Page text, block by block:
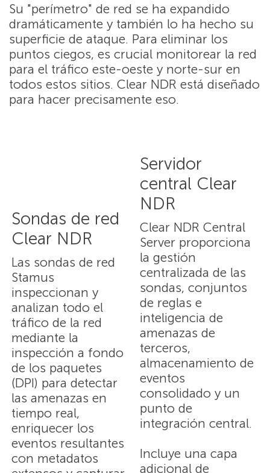
Su "perímetro" de red se ha expandido
dramáticamente y también lo ha hecho su
superficie de ataque. Para eliminar los
puntos ciegos, es crucial monitorear la red
para el tráfico este-oeste y norte-sur en
todos estos sitios. Clear NDR está diseñado
para hacer precisamente eso.
Sondas de red
Clear NDR
Las sondas de red
Stamus
inspeccionan y
analizan todo el
tráfico de la red
mediante la
inspección a fondo
de los paquetes
(DPI) para detectar
las amenazas en
tiempo real,
enriquecer los
eventos resultantes
con metadatos
Servidor
central Clear
NDR
Clear NDR Central
Server proporciona
la gestión
centralizada de las
sondas, conjuntos
de reglas e
inteligencia de
amenazas de
terceros,
almacenamiento de
eventos
consolidado y un
punto de
integración central.
Incluye una capa
adicional de